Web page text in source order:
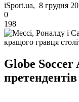
iSport.ua, 8 грудня
0
198
Globe Soccer